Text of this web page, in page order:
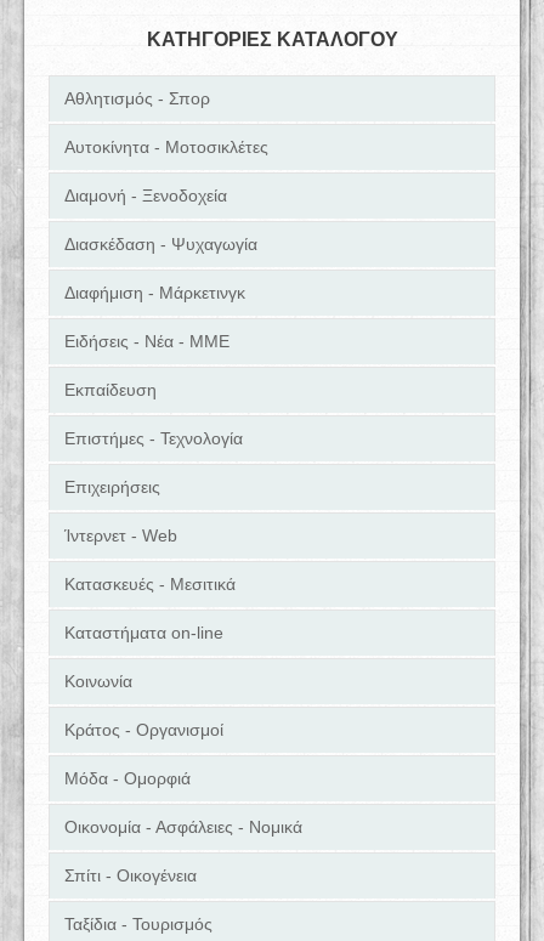
ΚΑΤΗΓΟΡΙΕΣ ΚΑΤΑΛΟΓΟΥ
Αθλητισμός - Σπορ
Αυτοκίνητα - Μοτοσικλέτες
Διαμονή - Ξενοδοχεία
Διασκέδαση - Ψυχαγωγία
Διαφήμιση - Μάρκετινγκ
Ειδήσεις - Νέα - ΜΜΕ
Εκπαίδευση
Επιστήμες - Τεχνολογία
Επιχειρήσεις
Ίντερνετ - Web
Κατασκευές - Μεσιτικά
Καταστήματα on-line
Κοινωνία
Κράτος - Οργανισμοί
Μόδα - Ομορφιά
Οικονομία - Ασφάλειες - Νομικά
Σπίτι - Οικογένεια
Ταξίδια - Τουρισμός